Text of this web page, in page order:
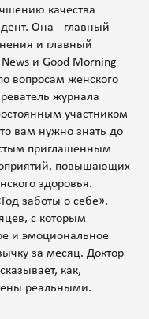
качества
Она - главный
и главный
и Good Morning
вопросам женского
журнала
участником
вам нужно знать до
приглашенным
повышающих
здоровья.
заботы о себе».
с которым
и эмоциональное
за месяц. Доктор
как,
реальными.